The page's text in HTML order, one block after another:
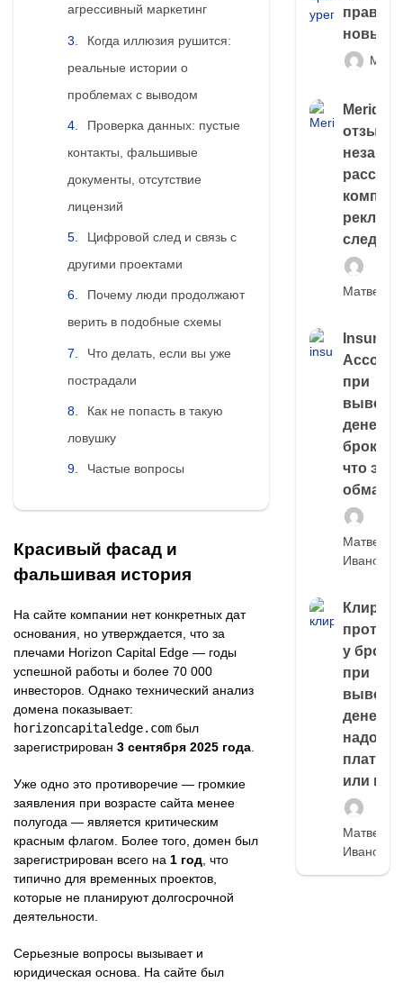
агрессивный маркетинг
Когда иллюзия рушится:
реальные истории о
проблемах с выводом
Проверка данных: пустые
контакты, фальшивые
документы, отсутствие
лицензий
Цифровой след и связь с
другими проектами
Почему люди продолжают
верить в подобные схемы
Что делать, если вы уже
пострадали
Как не попасть в такую
ловушку
Частые вопросы
Красивый фасад и
фальшивая история
На сайте компании нет конкретных дат
основания, но утверждается, что за
плечами Horizon Capital Edge — годы
успешной работы и более 70 000
инвесторов. Однако технический анализ
домена показывает:
horizoncapitaledge.com был
зарегистрирован 3 сентября 2025 года
Уже одно это противоречие — громкие
заявления при возрасте сайта менее
полугода — является критическим
красным флагом. Более того, домен был
зарегистрирован всего на 1 год , что
типично для временных проектов,
которые не планируют долгосрочной
деятельности.
Серьезные вопросы вызывает и
юридическая основа. На сайте был
правда
новый
следа
Матвей
Account
при
выводе
денег у
что это,
обман?
Матвей
Иванов
Клиринг
у
при
выводе
денег,
надо
платить
или
Матвей
Иванов